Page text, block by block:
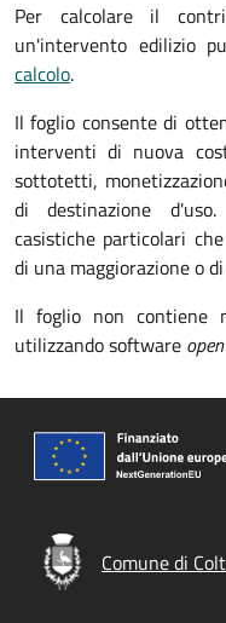
Per calcolare il
un'intervento edilizio
calcolo.
Il foglio consente di
interventi di nuova
sottotetti,
di destinazione
casistiche particolari
di una maggiorazione o
Il foglio non contiene
utilizzando software
Comune di